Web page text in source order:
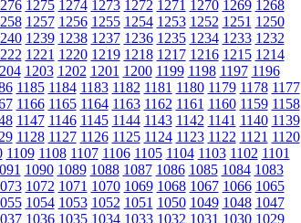
1275 1274 1273 1272 1271 1270 1269 1268
1257 1256 1255 1254 1253 1252 1251 1250
1239 1238 1237 1236 1235 1234 1233 1232
1221 1220 1219 1218 1217 1216 1215 1214
1203 1202 1201 1200 1199 1198 1197 1196
1185 1184 1183 1182 1181 1180 1179 1178 1177
1166 1165 1164 1163 1162 1161 1160 1159 1158
1147 1146 1145 1144 1143 1142 1141 1140 1139
1128 1127 1126 1125 1124 1123 1122 1121 1120
1109 1108 1107 1106 1105 1104 1103 1102 1101
1090 1089 1088 1087 1086 1085 1084 1083
1072 1071 1070 1069 1068 1067 1066 1065
1054 1053 1052 1051 1050 1049 1048 1047
1036 1035 1034 1033 1032 1031 1030 1029